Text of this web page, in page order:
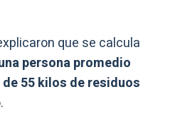
que se calcula
persona promedio
55 kilos de residuos